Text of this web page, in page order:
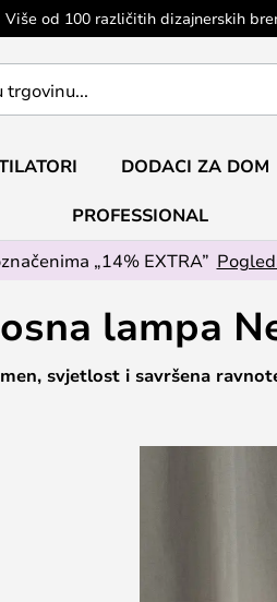
Više od 100 različitih dizajnerskih
DODACI ZA DOM
PROFESSIONAL
„14% EXTRA”
lampa
svjetlost i savršena